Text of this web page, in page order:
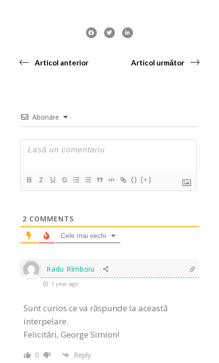
Articol anterior Articol următor
Abonare
{} [+]
2 COMMENTS
Cele mai vechi
Radu Rîmboiu
1 year ago
Sunt curios ce va răspunde la această
interpelare.
Felicitări, George Simion!
0 Reply